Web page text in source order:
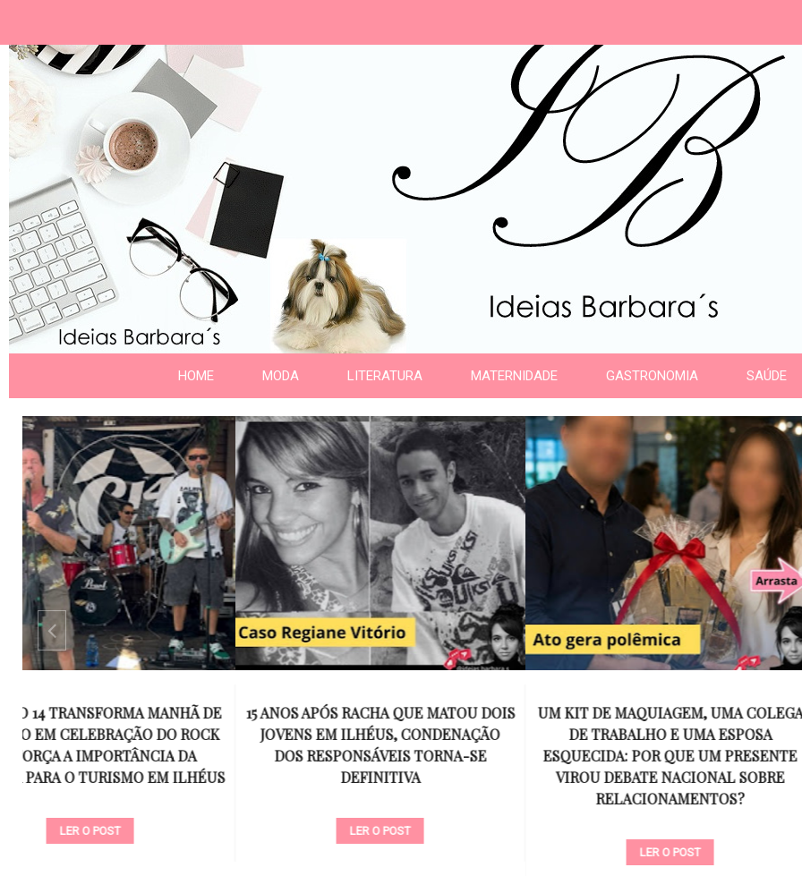
HOME MODA LITERATURA MATERNIDADE GASTRONOMIA SAÚDE
15 ANOS APÓS RACHA QUE MATOU DOIS
JOVENS EM ILHÉUS, CONDENAÇÃO
DOS RESPONSÁVEIS TORNA-SE
DEFINITIVA
UM KIT DE MAQUIAGEM, UMA COLEGA
DE TRABALHO E UMA ESPOSA
ESQUECIDA: POR QUE UM PRESENTE
VIROU DEBATE NACIONAL SOBRE
APÓS O SUCESSO DE
ENCONTRAR, NETFLIX
DE MYRON BOLITAR, O
MAIS ICÔNICO DE